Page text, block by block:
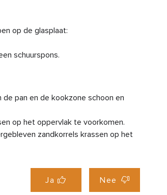
op de glasplaat:
schuurspons.
pan en de kookzone schoon en
op het oppervlak te voorkomen.
zandkorrels krassen op het
Ja Nee